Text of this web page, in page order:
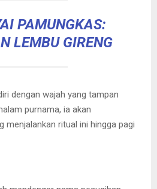
PAMUNGKAS:
LEMBU GIRENG
dengan wajah yang tampan
purnama, ia akan
menjalankan ritual ini hingga pagi